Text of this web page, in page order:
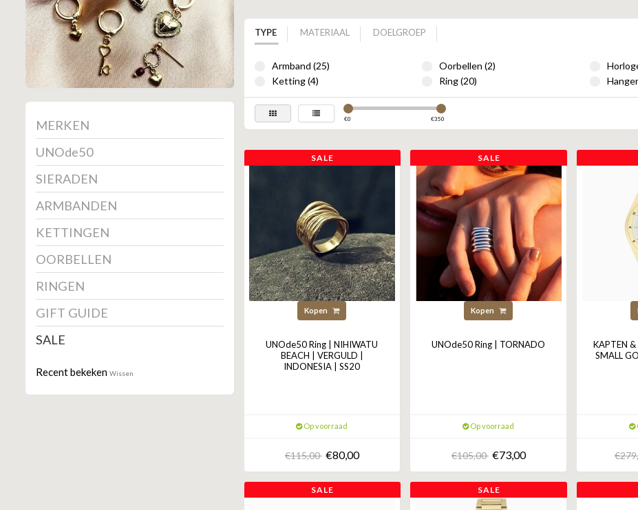
MERKEN
UNOde50
SIERADEN
ARMBANDEN
KETTINGEN
OORBELLEN
RINGEN
GIFT GUIDE
SALE
Recent bekeken Wissen
TYPE MATERIAAL DOELGROEP
Armband (25)
Ketting (4)
Oorbellen (2)
Ring (20)
€0 €350
SALE
Kopen
UNOde50 Ring | NIHIWATU
BEACH | VERGULD |
INDONESIA | SS20
Op voorraad
€115,00 €80,00
SALE
Kopen
UNOde50 Ring | TORNADO
Op voorraad
€105,00 €73,00
KAPTEN
SMALL
SALE SALE